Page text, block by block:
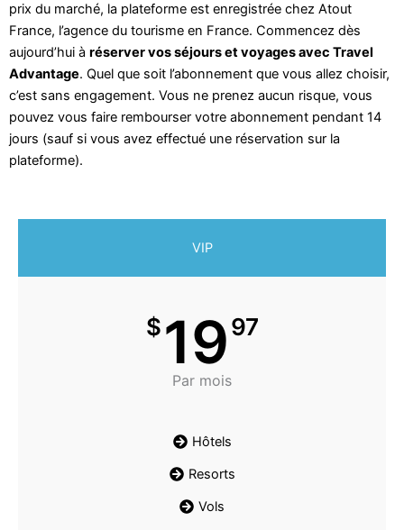
prix du marché, la plateforme est enregistrée chez Atout
France, l’agence du tourisme en France. Commencez dès
aujourd’hui à réserver vos séjours et voyages avec Travel
Advantage. Quel que soit l’abonnement que vous allez choisir,
c’est sans engagement. Vous ne prenez aucun risque, vous
pouvez vous faire rembourser votre abonnement pendant 14
jours (sauf si vous avez effectué une réservation sur la
plateforme).
VIP
$1997
Par mois
Hôtels
Resorts
Vols